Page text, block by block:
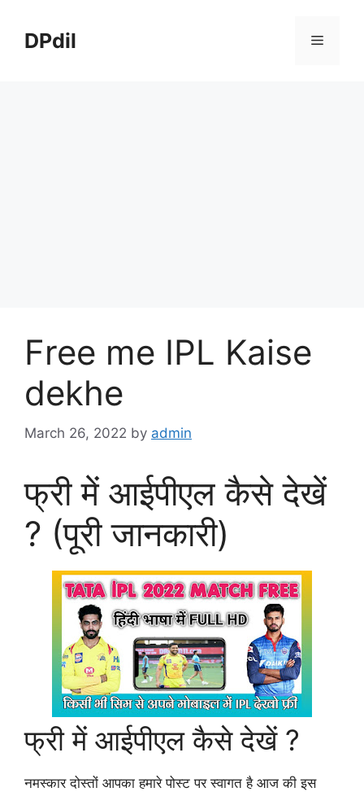
contentDPdil Menu
Free me IPL Kaise
dekhe
March 26, 2022 by admin
फ्री में आईपीएल कैसे देखें
? (पूरी जानकारी)
फ्री में आईपीएल कैसे देखें ?
नमस्कार दोस्तों आपका हमारे पोस्ट पर स्वागत है आज की इस